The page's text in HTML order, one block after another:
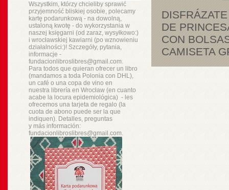
Wszystkim, którzy chcieliby sprawić
przyjemność bliskiej osobie, polecamy
kartę podarunkową - na dowolną,
ustaloną kwotę - do wykorzystania w
naszej księgarni (od zaraz, wysyłkowo:)
i wrocławskiej kawiarni (po wznowieniu
działalności:)! Szczegóły, pytania,
informacje -
fundacionlibroslibres@gmail.com.
Para todos que quieran ofrecer un libro
(mandamos a toda Polonia con DHL),
un café o una copa de vino en
nuestra libreríaen Wrocław (en cuanto
acabe la locura epidemiológica) - les
ofrecemos una tarjeta de regalo (la
cuota de abono puede ser la que
indiquen). Detalles, preguntas
y másinformación:
fundacionlibroslibres@gmail.com.
DE
CON
CAMISETA